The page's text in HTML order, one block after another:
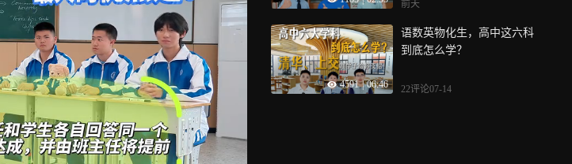
前天
4591 | 06:46
语数英物化生，高中这六科
到底怎么学？
22评论07-14